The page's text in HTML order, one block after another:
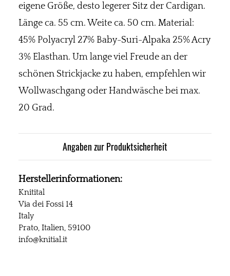
eigene Größe, desto legerer Sitz der Cardigan.
Länge ca. 55 cm. Weite ca. 50 cm. Material:
45% Polyacryl 27% Baby-Suri-Alpaka 25% Acry
3% Elasthan. Um lange viel Freude an der
schönen Strickjacke zu haben, empfehlen wir
Wollwaschgang oder Handwäsche bei max.
20 Grad.
Angaben zur Produktsicherheit
Herstellerinformationen:
Knitital
Via dei Fossi 14
Italy
Prato, Italien, 59100
info@knitial.it